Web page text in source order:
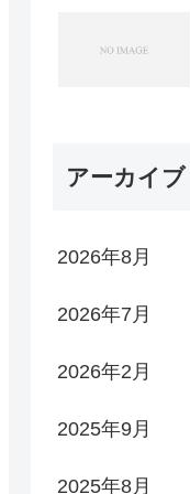
アーカイブ
2026年8月
2026年7月
2026年2月
2025年9月
2025年8月